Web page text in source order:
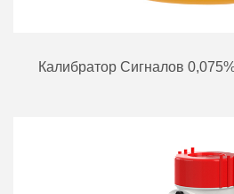
Калибратор Сигналов